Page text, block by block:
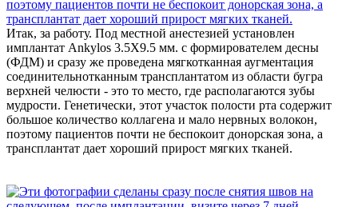
Итак, за работу. Под местной анестезией установлен
имплантат Ankylos 3.5Х9.5 мм. с формирователем десны
(ФДМ) и сразу же проведена мягкотканная аугментация
соединительнотканным трансплантатом из области бугра
верхней челюсти - это то место, где располагаются зубы
мудрости. Генетически, этот участок полости рта содержит
большое количество коллагена и мало нервных волокон,
поэтому пациентов почти не беспокоит донорская зона, а
трансплантат дает хороший прирост мягких тканей.